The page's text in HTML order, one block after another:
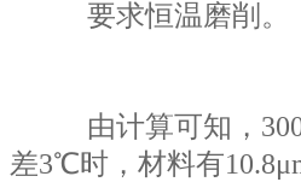
要求恒温磨削。
由计算可知，
差3℃时，材料有